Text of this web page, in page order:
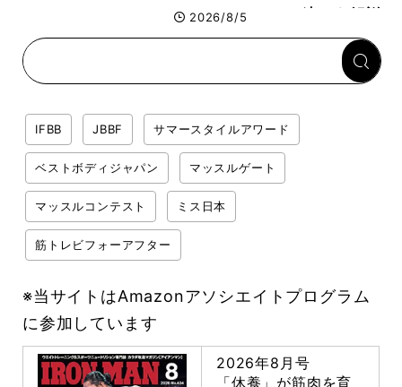
ロスフィットとの違いを解説
2026/8/5
IFBB JBBF サマースタイルアワード
ベストボディジャパン マッスルゲート
マッスルコンテスト ミス日本
筋トレビフォーアフター
※当サイトはAmazonアソシエイトプログラム
に参加しています
2026年8月号
「休養」が筋肉を育